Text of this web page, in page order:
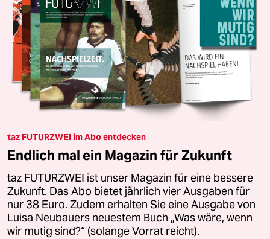
taz FUTURZWEI im Abo entdecken
Endlich mal ein Magazin für Zukunft
taz FUTURZWEI ist unser Magazin für eine bessere
Zukunft. Das Abo bietet jährlich vier Ausgaben für
nur 38 Euro. Zudem erhalten Sie eine Ausgabe von
Luisa Neubauers neuestem Buch „Was wäre, wenn
wir mutig sind?“ (solange Vorrat reicht).